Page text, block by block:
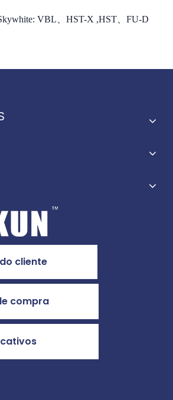
VBL、HST-X ,HST、FU-D
cliente
compra